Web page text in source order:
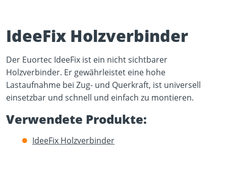
Play Video
YouTube content loads after clicking.
IdeeFix Holzverbinder
Der Euortec IdeeFix ist ein nicht sichtbarer
Holzverbinder. Er gewährleistet eine hohe
Lastaufnahme bei Zug- und Querkraft, ist universell
einsetzbar und schnell und einfach zu montieren.
Verwendete Produkte:
IdeeFix Holzverbinder